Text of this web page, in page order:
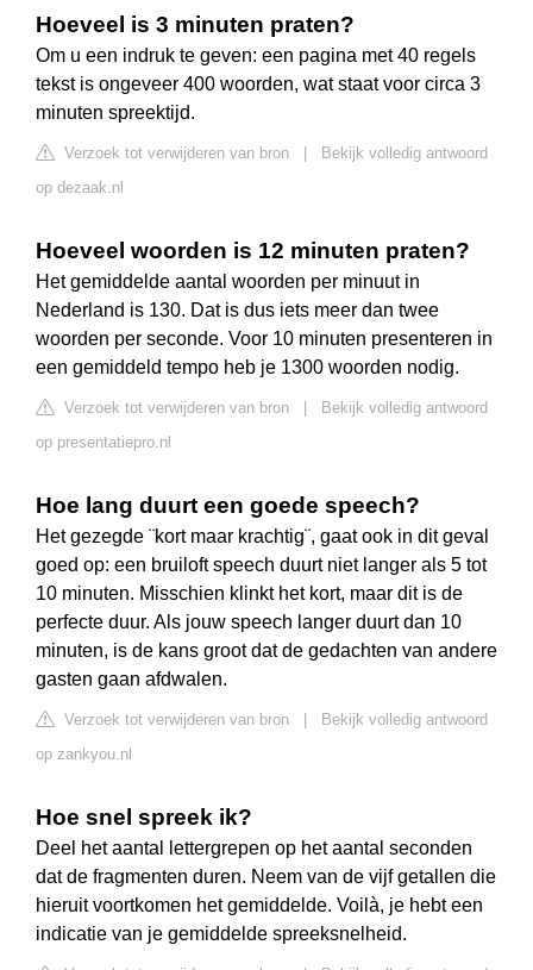
Hoeveel is 3 minuten praten?
Om u een indruk te geven: een pagina met 40 regels
tekst is ongeveer 400 woorden, wat staat voor circa 3
minuten spreektijd.
Verzoek tot verwijderen van bron
Bekijk volledig antwoord
op dezaak.nl
Hoeveel woorden is 12 minuten praten?
Het gemiddelde aantal woorden per minuut in
Nederland is 130. Dat is dus iets meer dan twee
woorden per seconde. Voor 10 minuten presenteren in
een gemiddeld tempo heb je 1300 woorden nodig.
Verzoek tot verwijderen van bron
Bekijk volledig antwoord
op presentatiepro.nl
Hoe lang duurt een goede speech?
Het gezegde ¨kort maar krachtig¨, gaat ook in dit geval
goed op: een bruiloft speech duurt niet langer als 5 tot
10 minuten. Misschien klinkt het kort, maar dit is de
perfecte duur. Als jouw speech langer duurt dan 10
minuten, is de kans groot dat de gedachten van andere
gasten gaan afdwalen.
Verzoek tot verwijderen van bron
Bekijk volledig antwoord
op zankyou.nl
Hoe snel spreek ik?
Deel het aantal lettergrepen op het aantal seconden
dat de fragmenten duren. Neem van de vijf getallen die
hieruit voortkomen het gemiddelde. Voilà, je hebt een
indicatie van je gemiddelde spreeksnelheid.